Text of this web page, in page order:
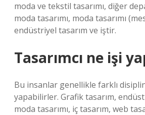
moda ve tekstil tasarımı, diğer
moda tasarımı, moda tasarımı
endüstriyel tasarım ve iştir.
Tasarımcı ne işi
Bu insanlar genellikle farklı
yapabilirler. Grafik tasarım,
moda tasarımı, iç tasarım, web